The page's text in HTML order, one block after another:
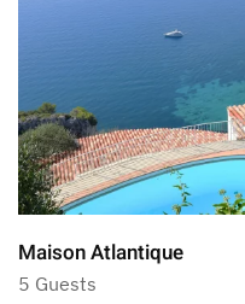
Maison Atlantique
5 Guests